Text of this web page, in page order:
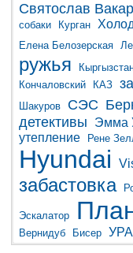
Святослав
собаки
Курган
Елена Белозерская
ружья
Кончаловский
КАЗ
Шакуров
СЭС
детективы Эмма
утепление
Рене
Hyundai
забастовка
Эскалатор
Вернидуб
Бисер